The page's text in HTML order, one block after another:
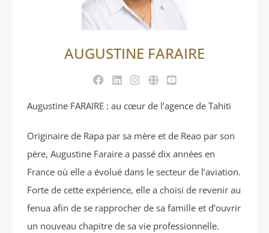
AUGUSTINE FARAIRE
Augustine FARAIRE : au cœur de l’agence de Tahiti
Originaire de Rapa par sa mère et de Reao par son
père, Augustine Faraire a passé dix années en
France où elle a évolué dans le secteur de l’aviation.
Forte de cette expérience, elle a choisi de revenir au
fenua afin de se rapprocher de sa famille et d’ouvrir
un nouveau chapitre de sa vie professionnelle.